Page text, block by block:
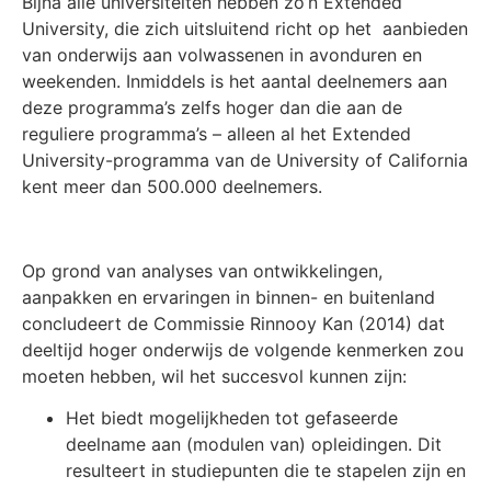
University, die zich uitsluitend richt op het aanbieden
van onderwijs aan volwassenen in avonduren en
weekenden. Inmiddels is het aantal deelnemers aan
deze programma’s zelfs hoger dan die aan de
reguliere programma’s – alleen al het Extended
University-programma van de University of California
kent meer dan 500.000 deelnemers.
Op grond van analyses van ontwikkelingen,
aanpakken en ervaringen in binnen- en buitenland
concludeert de Commissie Rinnooy Kan (2014) dat
deeltijd hoger onderwijs de volgende kenmerken zou
moeten hebben, wil het succesvol kunnen zijn:
Het biedt mogelijkheden tot gefaseerde
deelname aan (modulen van) opleidingen. Dit
resulteert in studiepunten die te stapelen zijn en